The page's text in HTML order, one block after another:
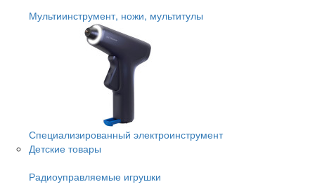
Мультиинструмент, ножи, мультитулы
Специализированный электроинструмент
Детские товары
Радиоуправляемые игрушки